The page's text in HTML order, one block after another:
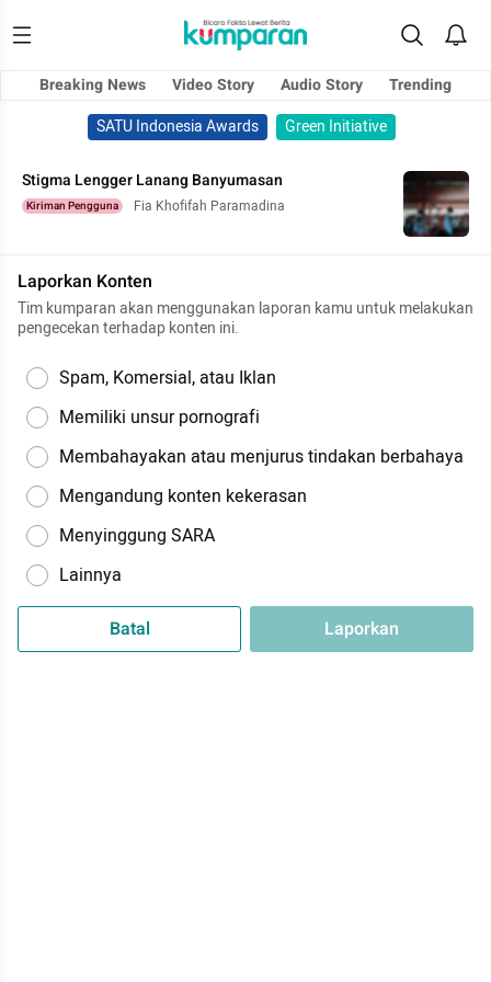
Breaking News Video Story Audio Story
Trending
SATU Indonesia Awards
Green Initiative
Stigma Lengger Lanang Banyumasan
Kiriman Pengguna Fia Khofifah Paramadina
Laporkan Konten
Tim kumparan akan menggunakan laporan kamu untuk melakukan
pengecekan terhadap konten ini.
Spam, Komersial, atau Iklan
Memiliki unsur pornografi
Membahayakan atau menjurus tindakan berbahaya
Mengandung konten kekerasan
Menyinggung SARA
Lainnya
Batal Laporkan